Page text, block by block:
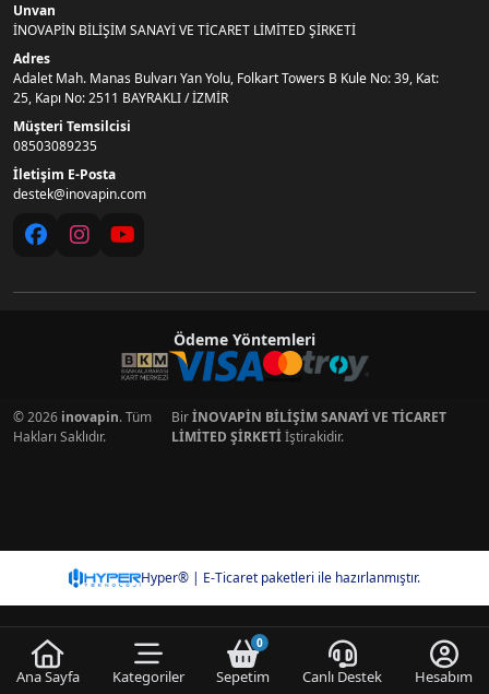
Ana Sayfa Kategoriler
0
Sepetim Canlı Destek Hesabım
Unvan
İNOVAPİN BİLİŞİM SANAYİ VE TİCARET LİMİTED ŞİRKETİ
Adres
Adalet Mah. Manas Bulvarı Yan Yolu, Folkart Towers B Kule No: 39, Kat:
25, Kapı No: 2511 BAYRAKLI / İZMİR
Müşteri Temsilcisi
08503089235
İletişim E-Posta
destek@inovapin.com
Ödeme Yöntemleri
© 2026 inovapin. Tüm
Hakları Saklıdır.
BirİNOVAPİN BİLİŞİM SANAYİ VE TİCARET
LİMİTED ŞİRKETİİştirakidir.
Hyper® | E-Ticaret paketleri ile hazırlanmıştır.